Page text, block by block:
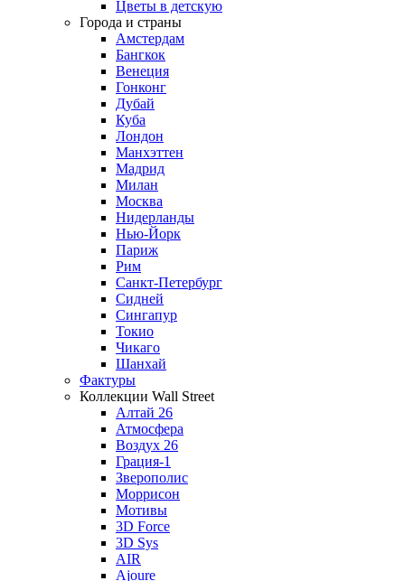
Цветы в детскую
Города и страны
Амстердам
Бангкок
Венеция
Гонконг
Дубай
Куба
Лондон
Манхэттен
Мадрид
Милан
Москва
Нидерланды
Нью-Йорк
Париж
Рим
Санкт-Петербург
Сидней
Сингапур
Токио
Чикаго
Шанхай
Фактуры
Коллекции Wall Street
Алтай 26
Атмосфера
Воздух 26
Грация-1
Зверополис
Моррисон
Мотивы
3D Force
3D Sys
AIR
Ajoure